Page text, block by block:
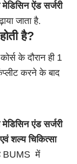
ऐंड सर्जरी
जाता है.
है?
के दौरान ही 1
करने के बाद
एंड सर्जरी
शल्य चिकित्सा
BUMS में